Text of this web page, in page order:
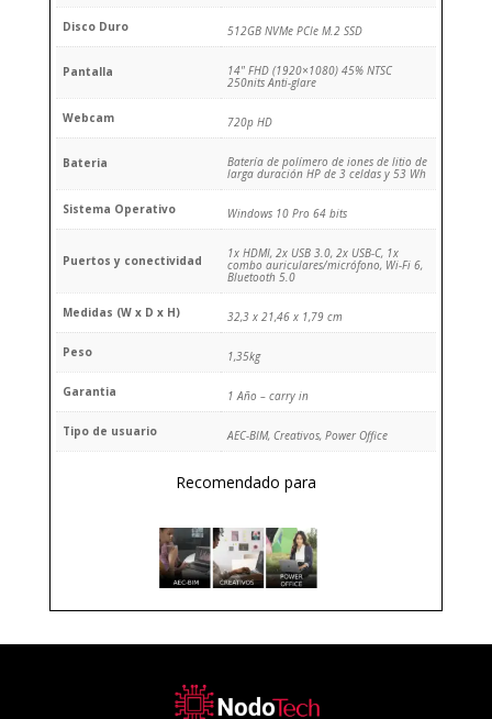
Disco Duro 512GB NVMe PCIe M.2 SSD
Pantalla 14" FHD (1920×1080) 45% NTSC
250nits Anti-glare
Webcam 720p HD
Bateria Batería de polímero de iones de litio de
larga duración HP de 3 celdas y 53 Wh
Sistema Operativo Windows 10 Pro 64 bits
Puertos y conectividad 1x HDMI, 2x USB 3.0, 2x USB-C, 1x
combo auriculares/micrófono, Wi-Fi 6,
Bluetooth 5.0
Medidas (W x D x H) 32,3 x 21,46 x 1,79 cm
Peso 1,35kg
Garantia 1 Año – carry in
Tipo de usuario AEC-BIM, Creativos, Power Office
Recomendado para